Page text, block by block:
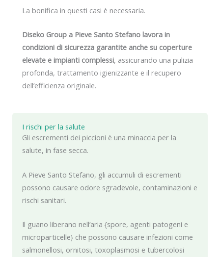
I rischi per la salute
Gli escrementi dei piccioni è una minaccia per la
salute, in fase secca.
A Pieve Santo Stefano, gli accumuli di escrementi
possono causare odore sgradevole, contaminazioni e
rischi sanitari.
Il guano liberano nell’aria {spore, agenti patogeni e
microparticelle} che possono causare infezioni come
salmonellosi, ornitosi, toxoplasmosi e tubercolosi
La bonifica in questi casi è necessaria.
Diseko Group a Pieve Santo Stefano lavora in
condizioni di sicurezza garantite anche su coperture
elevate e impianti complessi, assicurando una pulizia
profonda, trattamento igienizzante e il recupero
dell’efficienza originale.